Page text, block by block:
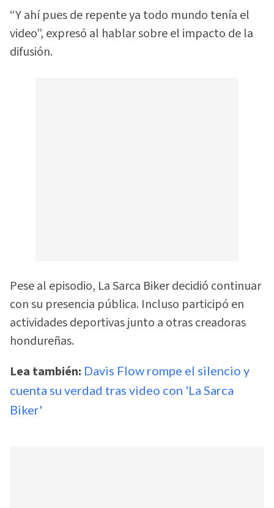
“Y ahí pues de repente ya todo mundo tenía el
video”, expresó al hablar sobre el impacto de la
difusión.
Pese al episodio, La Sarca Biker decidió continuar
con su presencia pública. Incluso participó en
actividades deportivas junto a otras creadoras
hondureñas.
Lea también: Davis Flow rompe el silencio y
cuenta su verdad tras video con 'La Sarca
Biker'